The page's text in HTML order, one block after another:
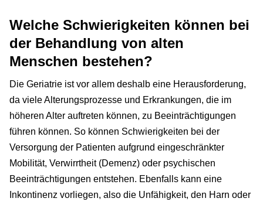
Welche Schwierigkeiten können bei
der Behandlung von alten
Menschen bestehen?
Die Geriatrie ist vor allem deshalb eine Herausforderung,
da viele Alterungsprozesse und Erkrankungen, die im
höheren Alter auftreten können, zu Beeinträchtigungen
führen können. So können Schwierigkeiten bei der
Versorgung der Patienten aufgrund eingeschränkter
Mobilität, Verwirrtheit (Demenz) oder psychischen
Beeinträchtigungen entstehen. Ebenfalls kann eine
Inkontinenz vorliegen, also die Unfähigkeit, den Harn oder